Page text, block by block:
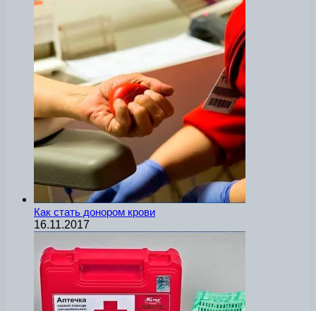
Как стать донором крови
16.11.2017